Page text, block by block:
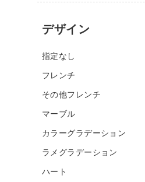
デザイン
指定なし
フレンチ
その他フレンチ
マーブル
カラーグラデーション
ラメグラデーション
ハート